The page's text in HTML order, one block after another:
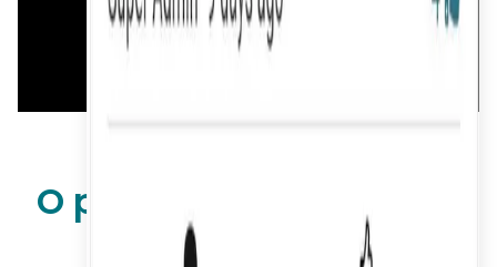
O platformă pentru a le
gestiona pe toate